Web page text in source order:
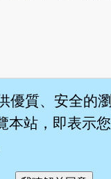
優質、安全的
本站，即表示